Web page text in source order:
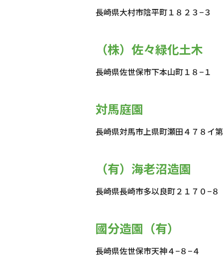
長崎県大村市陰平町１８２３−３
（株）佐々緑化土木
長崎県佐世保市下本山町１８−１
対馬庭園
長崎県対馬市上県町瀬田４７８イ
（有）海老沼造園
長崎県長崎市多以良町２１７０−８
國分造園（有）
長崎県佐世保市天神４−８−４